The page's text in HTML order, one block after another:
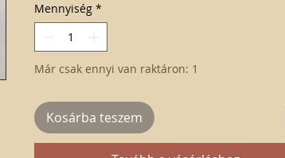
Mennyiség *
Már csak ennyi van raktáron: 1
Kosárba teszem